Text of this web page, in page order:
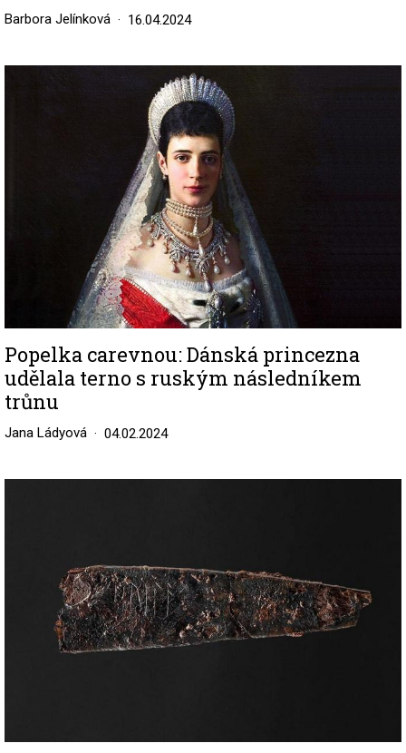
Barbora Jelínková 16.04.2024
Popelka carevnou: Dánská princezna
udělala terno s ruským následníkem
trůnu
Jana Ládyová 04.02.2024